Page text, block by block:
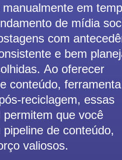
em
de mídia
com
e bem
Ao oferecer
conteúdo,
reciclagem, essas
que você
de conteúdo,
valiosos.